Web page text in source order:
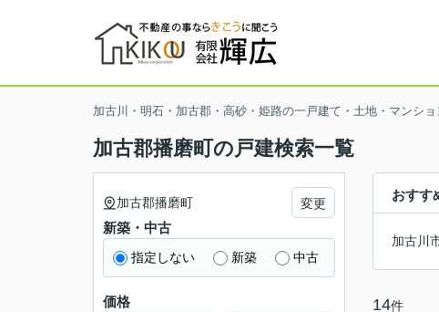
加古川・明石・加古郡・高砂・姫路の一戸建て・土地・マンシ
加古郡播磨町の戸建検索一覧
おすす
加古川
14件
加古郡播磨町 変更
新築・中古
指定しない 新築 中古
価格